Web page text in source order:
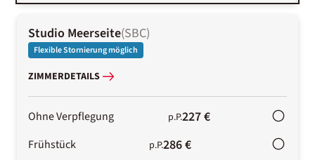
Studio Meerseite(SBC)
Flexible Stornierung möglich
ZIMMERDETAILS
Ohne Verpflegung p.P.227 €
Frühstück p.P.286 €